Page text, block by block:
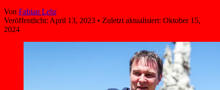
Von Fabian Lehr
Veröffentlicht: April 13, 2023 • Zuletzt aktualisiert: Oktober 15,
2024